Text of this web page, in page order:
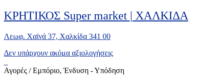
ΚΡΗΤΙΚΟΣ Super market | ΧΑΛΚΙΔΑ
Λεωφ. Χαϊνά 37, Χαλκίδα 341 00
Δεν υπάρχουν ακόμα αξιολογήσεις
Αγορές / Εμπόριο, Ένδυση - Υπόδηση